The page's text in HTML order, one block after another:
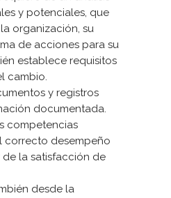
y potenciales, que
organización, su
de acciones para su
establece requisitos
cambio.
y registros
documentada.
competencias
correcto desempeño
la satisfacción de
desde la